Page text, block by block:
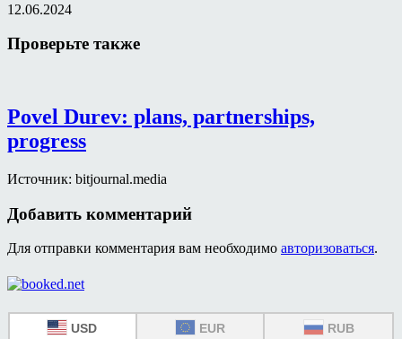
12.06.2024
Проверьте также
Povel Durev: plans, partnerships,
progress
Источник: bitjournal.media
Добавить комментарий
Для отправки комментария вам необходимо авторизоваться.